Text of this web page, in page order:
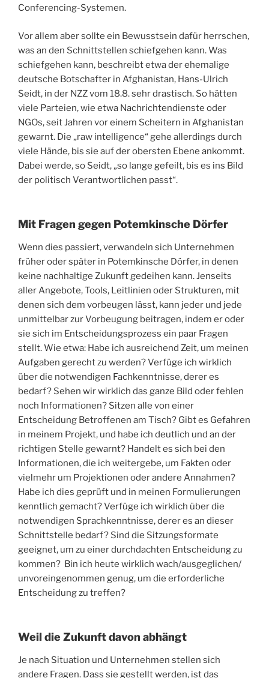
Conferencing-Systemen.
Vor allem aber sollte ein Bewusstsein dafür herrschen,
was an den Schnittstellen schiefgehen kann. Was
schiefgehen kann, beschreibt etwa der ehemalige
deutsche Botschafter in Afghanistan, Hans-Ulrich
Seidt, in der NZZ vom 18.8. sehr drastisch. So hätten
viele Parteien, wie etwa Nachrichtendienste oder
NGOs, seit Jahren vor einem Scheitern in Afghanistan
gewarnt. Die „raw intelligence“ gehe allerdings durch
viele Hände, bis sie auf der obersten Ebene ankommt.
Dabei werde, so Seidt, „so lange gefeilt, bis es ins Bild
der politisch Verantwortlichen passt“.
Mit Fragen gegen Potemkinsche Dörfer
Wenn dies passiert, verwandeln sich Unternehmen
früher oder später in Potemkinsche Dörfer, in denen
keine nachhaltige Zukunft gedeihen kann. Jenseits
aller Angebote, Tools, Leitlinien oder Strukturen, mit
denen sich dem vorbeugen lässt, kann jeder und jede
unmittelbar zur Vorbeugung beitragen, indem er oder
sie sich im Entscheidungsprozess ein paar Fragen
stellt. Wie etwa: Habe ich ausreichend Zeit, um meinen
Aufgaben gerecht zu werden? Verfüge ich wirklich
über die notwendigen Fachkenntnisse, derer es
bedarf? Sehen wir wirklich das ganze Bild oder fehlen
noch Informationen? Sitzen alle von einer
Entscheidung Betroffenen am Tisch? Gibt es Gefahren
in meinem Projekt, und habe ich deutlich und an der
richtigen Stelle gewarnt? Handelt es sich bei den
Informationen, die ich weitergebe, um Fakten oder
vielmehr um Projektionen oder andere Annahmen?
Habe ich dies geprüft und in meinen Formulierungen
kenntlich gemacht? Verfüge ich wirklich über die
notwendigen Sprachkenntnisse, derer es an dieser
Schnittstelle bedarf? Sind die Sitzungsformate
geeignet, um zu einer durchdachten Entscheidung zu
kommen? Bin ich heute wirklich wach/ausgeglichen/
unvoreingenommen genug, um die erforderliche
Entscheidung zu treffen?
Weil die Zukunft davon abhängt
Je nach Situation und Unternehmen stellen sich
andere Fragen. Dass sie gestellt werden, ist das